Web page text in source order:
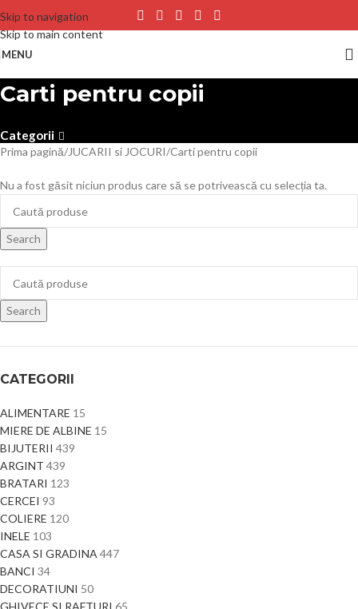
Skip to navigation
Skip to main content
MENU
Carti pentru copii
Categorii
Search
CATEGORII
ALIMENTARE 15
MIERE DE ALBINE 15
BIJUTERII 439
ARGINT 439
BRATARI 123
CERCEI 93
COLIERE 120
INELE 103
CASA SI GRADINA 447
BANCI 34
DECORATIUNI 50
GHIVECE SI RAFTURI 65
Prima pagină JUCARII si JOCURI Carti pentru copii
Nu a fost găsit niciun produs care să se potrivească cu selecția ta.
Search